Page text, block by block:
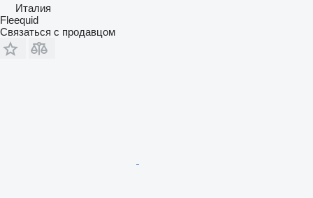
Италия
Fleequid
Связаться с продавцом